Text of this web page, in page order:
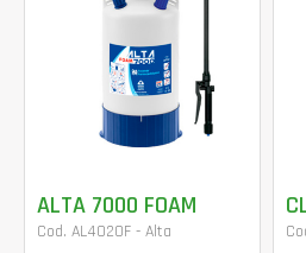
ALTA 7000 FOAM
Cod. AL4020F - Alta